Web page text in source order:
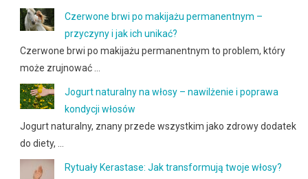
Czerwone brwi po makijażu permanentnym –
przyczyny i jak ich unikać?
Czerwone brwi po makijażu permanentnym to problem, który
może zrujnować …
Jogurt naturalny na włosy – nawilżenie i poprawa
kondycji włosów
Jogurt naturalny, znany przede wszystkim jako zdrowy dodatek
do diety, …
Rytuały Kerastase: Jak transformują twoje włosy?